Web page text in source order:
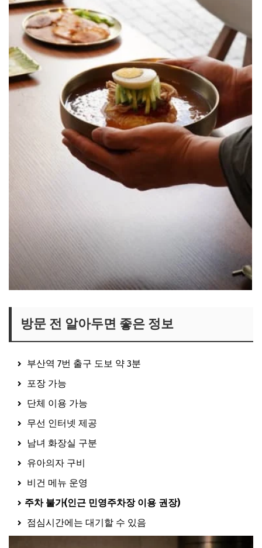
방문 전 알아두면 좋은 정보
부산역 7번 출구 도보 약 3분
포장 가능
단체 이용 가능
무선 인터넷 제공
남녀 화장실 구분
유아의자 구비
비건 메뉴 운영
주차 불가(인근 민영주차장 이용 권장)
점심시간에는 대기할 수 있음